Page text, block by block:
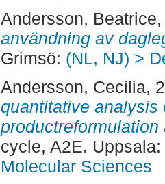
Andersson, Beatrice
användning av
Grimsö: (NL, NJ) >
Andersson, Cecilia,
quantitative analysis
cycle, A2E. Uppsala:
Molecular Sciences